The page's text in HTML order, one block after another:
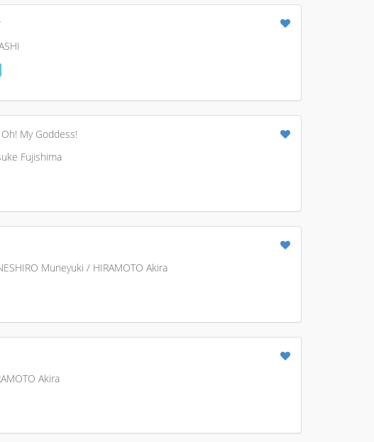
My Goddess!
Fujishima
Muneyuki / HIRAMOTO Akira
Akira